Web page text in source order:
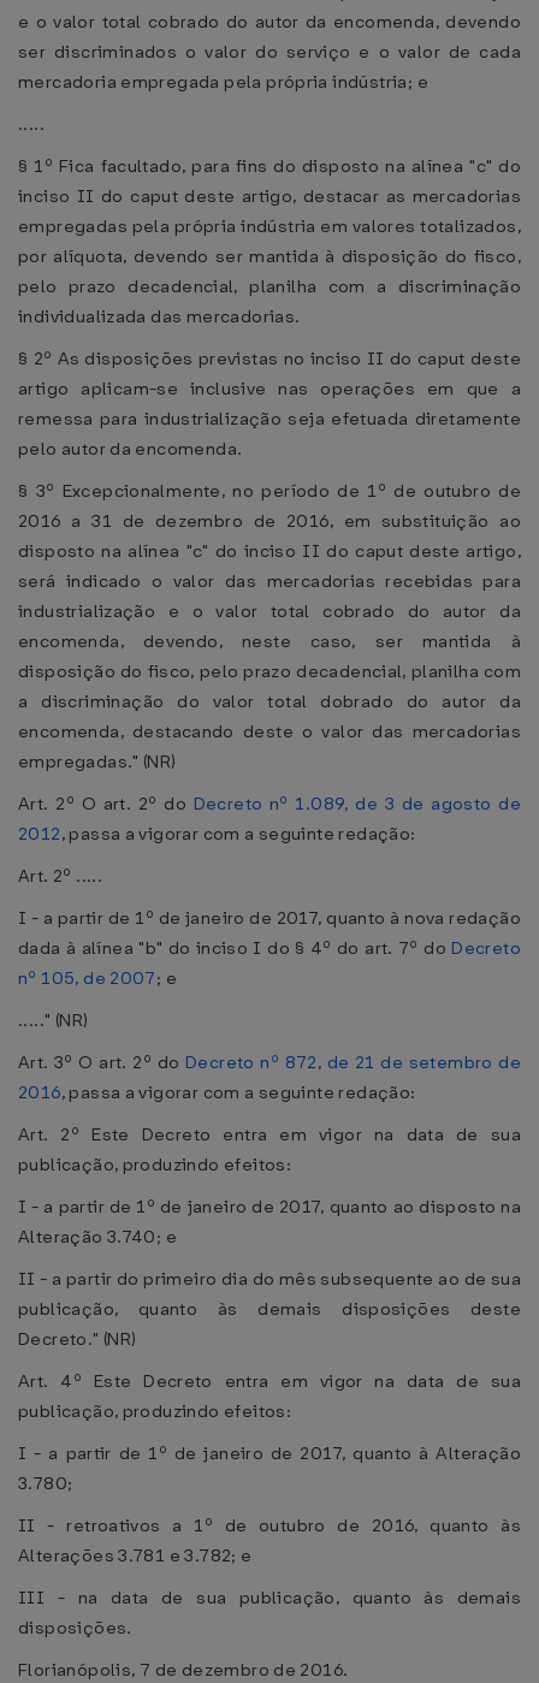
e o valor total cobrado do autor da encomenda, devendo
ser discriminados o valor do serviço e o valor de cada
mercadoria empregada pela própria indústria; e
.....
§ 1º Fica facultado, para fins do disposto na alínea "c" do
inciso II do caput deste artigo, destacar as mercadorias
empregadas pela própria indústria em valores totalizados,
por alíquota, devendo ser mantida à disposição do fisco,
pelo prazo decadencial, planilha com a discriminação
individualizada das mercadorias.
§ 2º As disposições previstas no inciso II do caput deste
artigo aplicam-se inclusive nas operações em que a
remessa para industrialização seja efetuada diretamente
pelo autor da encomenda.
§ 3º Excepcionalmente, no período de 1º de outubro de
2016 a 31 de dezembro de 2016, em substituição ao
disposto na alínea "c" do inciso II do caput deste artigo,
será indicado o valor das mercadorias recebidas para
industrialização e o valor total cobrado do autor da
encomenda, devendo, neste caso, ser mantida à
disposição do fisco, pelo prazo decadencial, planilha com
a discriminação do valor total dobrado do autor da
encomenda, destacando deste o valor das mercadorias
empregadas." (NR)
Art. 2º O art. 2º do Decreto nº 1.089, de 3 de agosto de
2012, passa a vigorar com a seguinte redação:
Art. 2º .....
I - a partir de 1º de janeiro de 2017, quanto à nova redação
dada à alínea "b" do inciso I do § 4º do art. 7º do Decreto
nº 105, de 2007; e
....." (NR)
Art. 3º O art. 2º do Decreto nº 872, de 21 de setembro de
2016, passa a vigorar com a seguinte redação:
Art. 2º Este Decreto entra em vigor na data de sua
publicação, produzindo efeitos:
I - a partir de 1º de janeiro de 2017, quanto ao disposto na
Alteração 3.740; e
II - a partir do primeiro dia do mês subsequente ao de sua
publicação, quanto às demais disposições deste
Decreto." (NR)
Art. 4º Este Decreto entra em vigor na data de sua
publicação, produzindo efeitos:
I - a partir de 1º de janeiro de 2017, quanto à Alteração
3.780;
II - retroativos a 1º de outubro de 2016, quanto às
Alterações 3.781 e 3.782; e
III - na data de sua publicação, quanto às demais
disposições.
Florianópolis, 7 de dezembro de 2016.